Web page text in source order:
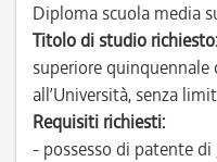
Diploma scuola media
Titolo di studio richiesto:
superiore quinquennale
all’Università, senza
Requisiti richiesti:
- possesso di patente